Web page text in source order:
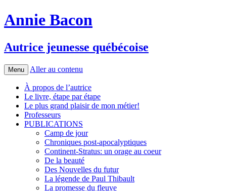
Annie Bacon
Autrice jeunesse québécoise
Menu Aller au contenu
À propos de l’autrice
Le livre, étape par étape
Le plus grand plaisir de mon métier!
Professeurs
PUBLICATIONS
Camp de jour
Chroniques post-apocalyptiques
Continent-Stratus: un orage au coeur
De la beauté
Des Nouvelles du futur
La légende de Paul Thibault
La promesse du fleuve